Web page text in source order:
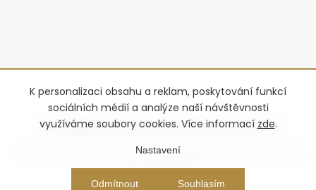
K personalizaci obsahu a reklam, poskytování funkcí
sociálních médií a analýze naší návštěvnosti
využíváme soubory cookies. Více informací zde.
Nastavení
Odmítnout Souhlasím
Vytvořil Shoptet Premium
Advantage-fl. Všechna práva vyhrazena.
nastavení cookies